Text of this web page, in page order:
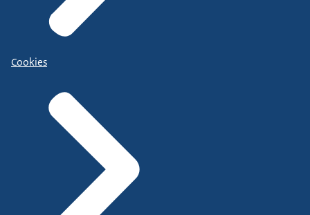
Cookies